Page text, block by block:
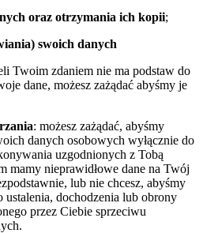
oraz otrzymania ich kopii;
swoich danych
Twoim zdaniem nie ma podstaw do
dane, możesz zażądać abyśmy je
: możesz zażądać, abyśmy
danych osobowych wyłącznie do
uzgodnionych z Tobą
mamy nieprawidłowe dane na Twój
lub nie chcesz, abyśmy
ustalenia, dochodzenia lub obrony
przez Ciebie sprzeciwu